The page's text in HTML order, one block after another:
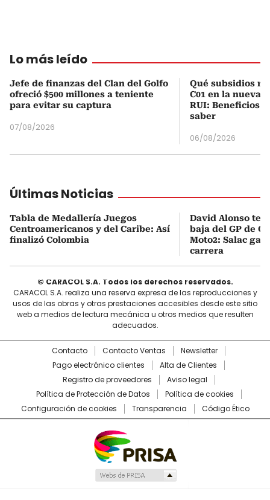
Lo más leído
Jefe de finanzas del Clan del Golfo
ofreció $500 millones a teniente
para evitar su captura
07/08/2026
Qué subsidios
C01 en la nueva
RUI: Beneficios
saber
06/08/2026
Últimas Noticias
Tabla de Medallería Juegos
Centroamericanos y del Caribe: Así
finalizó Colombia
David Alonso
baja del GP de
Moto2: Salac
carrera
© CARACOL S.A. Todos los derechos reservados.
CARACOL S.A. realiza una reserva expresa de las reproducciones y
usos de las obras y otras prestaciones accesibles desde este sitio
web a medios de lectura mecánica u otros medios que resulten
adecuados.
Contacto Contacto Ventas
Newsletter
Pago electrónico clientes
Alta de Clientes
Registro de proveedores
Aviso legal
Política de Protección de Datos
Política de cookies
Configuración de cookies
Transparencia Código Ético